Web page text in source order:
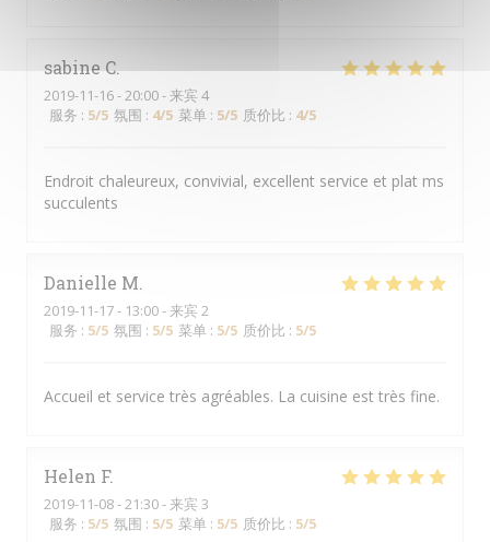
sabineC
2019-11-16- 20:00 - 来宾 4
服务 : 5/5 氛围 : 4/5 菜单 : 5/5 质价比 : 4/5
Endroit chaleureux, convivial, excellent service et plat ms
succulents
Danielle M
2019-11-17- 13:00 - 来宾 2
服务 : 5/5 氛围 : 5/5 菜单 : 5/5 质价比 : 5/5
Accueil et service très agréables. La cuisine est très fine.
Helen F
2019-11-08- 21:30 - 来宾 3
服务 : 5/5 氛围 : 5/5 菜单 : 5/5 质价比 : 5/5